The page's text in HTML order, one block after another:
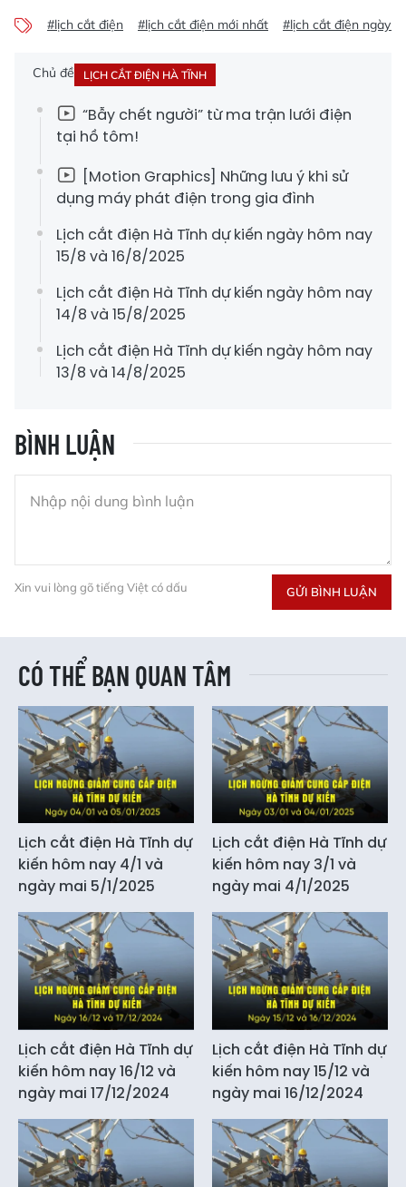
#lịch cắt điện #lịch cắt điện mới nhất #lịch cắt điện ngày
Chủ đề LỊCH CẮT ĐIỆN HÀ TĨNH
“Bẫy chết người” từ ma trận lưới điện
tại hồ tôm!
[Motion Graphics] Những lưu ý khi sử
dụng máy phát điện trong gia đình
Lịch cắt điện Hà Tĩnh dự kiến ngày hôm nay
15/8 và 16/8/2025
Lịch cắt điện Hà Tĩnh dự kiến ngày hôm nay
14/8 và 15/8/2025
Lịch cắt điện Hà Tĩnh dự kiến ngày hôm nay
13/8 và 14/8/2025
BÌNH LUẬN
Xin vui lòng gõ tiếng Việt có dấu GỬI BÌNH LUẬN
CÓ THỂ BẠN QUAN TÂM
Lịch cắt điện Hà Tĩnh dự
kiến hôm nay 4/1 và
ngày mai 5/1/2025
Lịch cắt điện Hà Tĩnh dự
kiến hôm nay 3/1 và
ngày mai 4/1/2025
Lịch cắt điện Hà Tĩnh dự
kiến hôm nay 16/12 và
ngày mai 17/12/2024
Lịch cắt điện Hà Tĩnh dự
kiến hôm nay 15/12 và
ngày mai 16/12/2024